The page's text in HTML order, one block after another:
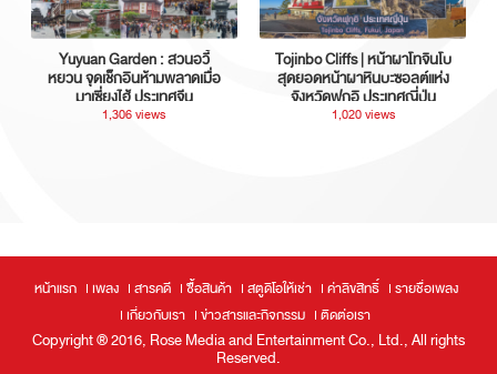
Yuyuan Garden : สวนอวี้
หยวน จุดเช็กอินห้ามพลาดเมื่อ
มาเซี่ยงไฮ้ ประเทศจีน
1,306 views
Tojinbo Cliffs | หน้าผาโทจินโบ
สุดยอดหน้าผาหินบะซอลต์แห่ง
จังหวัดฟุกุอิ ประเทศญี่ปุ่น
1,020 views
หน้าแรก เพลง สารคดี ซื้อสินค้า สตูดิโอให้เช่า ค่าลิขสิทธิ์
รายชื่อเพลง
เกี่ยวกับเรา
ข่าวสารและกิจกรรม ติดต่อเรา
Copyright ® 2016, Rose Media and Entertainment Co., Ltd., All rights
Reserved.